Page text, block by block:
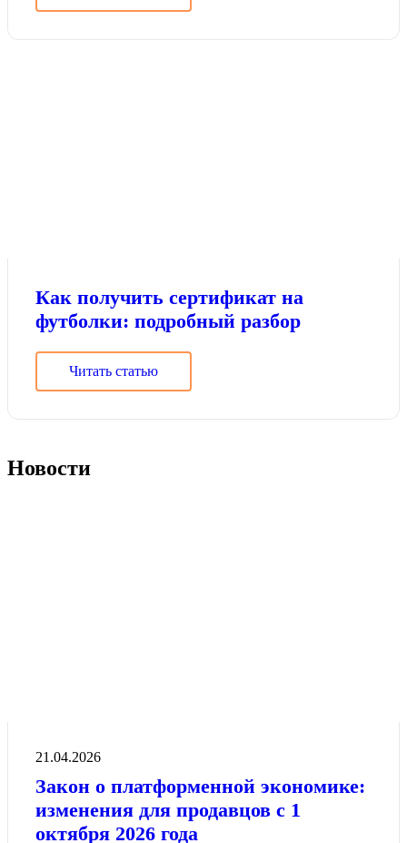
Как получить сертификат на
футболки: подробный разбор
Читать статью
Новости
21.04.2026
Закон о платформенной экономике:
изменения для продавцов с 1
октября 2026 года